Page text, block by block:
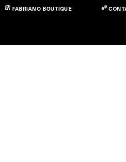
FABRIANO BOUTIQUE